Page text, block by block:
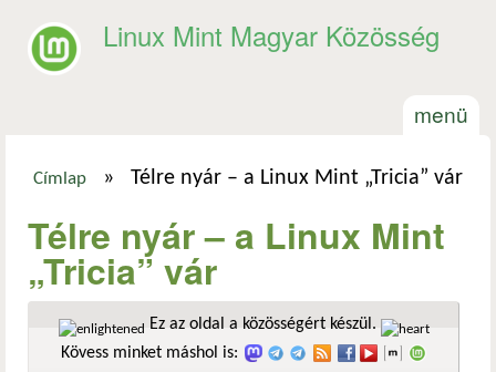
Linux Mint Magyar Közösség
menü
Címlap » Télre nyár – a Linux Mint „Tricia” vár
Télre nyár – a Linux Mint
„Tricia” vár
Ez az oldal a közösségért készül.
Kövess minket máshol is: